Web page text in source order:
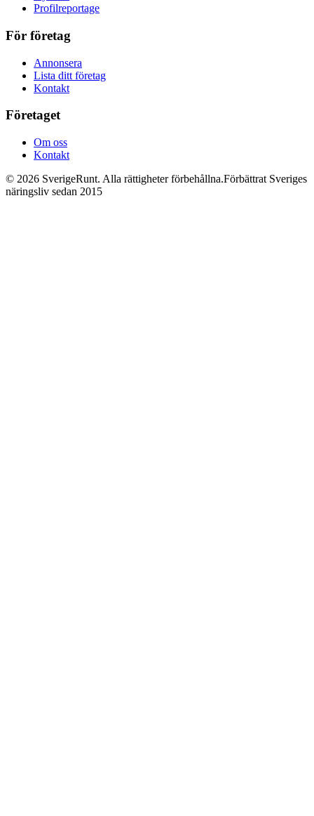
Profilreportage
För företag
Annonsera
Lista ditt företag
Kontakt
Företaget
Om oss
Kontakt
© 2026 SverigeRunt. Alla rättigheter förbehållna.Förbättrat Sveriges
näringsliv sedan 2015